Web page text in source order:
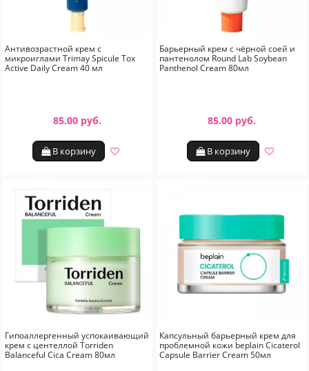
Антивозрастной крем с
микроиглами Trimay Spicule Tox
Active Daily Cream 40 мл
85.00 руб.
В корзину
Барьерный крем с чёрной соей и
пантенолом Round Lab Soybean
Panthenol Cream 80мл
85.00 руб.
В корзину
Гипоаллергенный успокаивающий
крем с центеллой Torriden
Balanceful Cica Cream 80мл
Капсульный барьерный крем для
проблемной кожи beplain Cicaterol
Capsule Barrier Cream 50мл